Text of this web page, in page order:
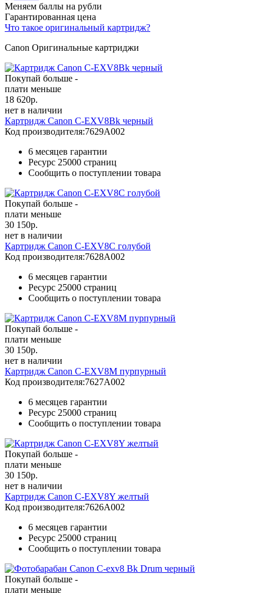
Меняем баллы на рубли
Гарантированная цена
Что такое оригинальный картридж?
Canon Оригинальные картриджи
Покупай больше -
плати меньше
18 620р.
нет в наличии
Картридж Canon C-EXV8Bk черный
Код производителя:7629A002
6 месяцев гарантии
Ресурс 25000 страниц
Сообщить о поступлении товара
Покупай больше -
плати меньше
30 150р.
нет в наличии
Картридж Canon C-EXV8C голубой
Код производителя:7628A002
6 месяцев гарантии
Ресурс 25000 страниц
Сообщить о поступлении товара
Покупай больше -
плати меньше
30 150р.
нет в наличии
Картридж Canon C-EXV8M пурпурный
Код производителя:7627A002
6 месяцев гарантии
Ресурс 25000 страниц
Сообщить о поступлении товара
Покупай больше -
плати меньше
30 150р.
нет в наличии
Картридж Canon C-EXV8Y желтый
Код производителя:7626A002
6 месяцев гарантии
Ресурс 25000 страниц
Сообщить о поступлении товара
Покупай больше -
плати меньше